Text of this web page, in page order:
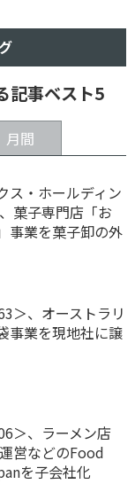
記事ベスト5
月間
ス・ホールディン
菓子専門店「お
事業を菓子卸の外
＞、オーストラリ
事業を現地社に譲
＞、ラーメン店
営などのFood
を子会社化